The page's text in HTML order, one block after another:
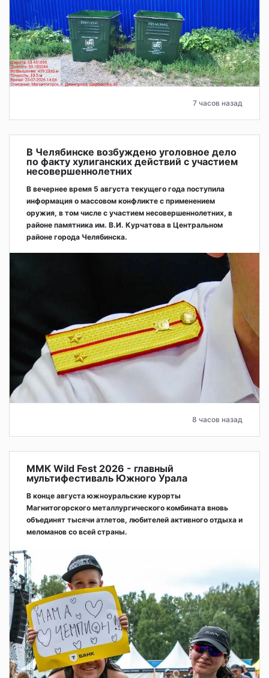
7 часов назад
В Челябинске возбуждено уголовное дело
по факту хулиганских действий с участием
несовершеннолетних
В вечернее время 5 августа текущего года поступила
информация о массовом конфликте с применением
оружия, в том числе с участием несовершеннолетних, в
районе памятника им. В.И. Курчатова в Центральном
районе города Челябинска.
8 часов назад
ММК Wild Fest 2026 - главный
мультифестиваль Южного Урала
В конце августа южноуральские курорты
Магнитогорского металлургического комбината вновь
объединят тысячи атлетов, любителей активного отдыха и
меломанов со всей страны.